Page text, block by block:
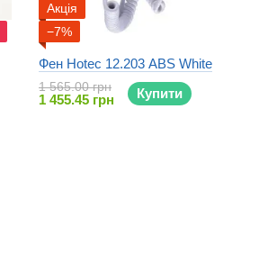
Акція
−7%
Фен Hotec 12.203 ABS White
1 565.00 грн
1 455.45 грн Купити